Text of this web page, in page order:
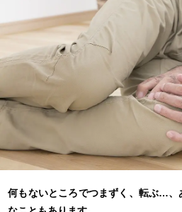
何もないところでつまずく、転ぶ…、